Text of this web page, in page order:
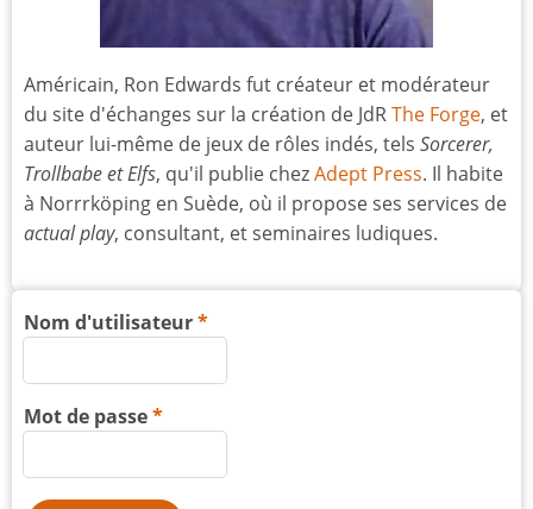
Américain, Ron Edwards fut créateur et modérateur
du site d'échanges sur la création de JdRThe Forge, et
auteur lui-même de jeux de rôles indés, tels Sorcerer,
Trollbabe et Elfs, qu'il publie chezAdept Press. Il habite
à Norrrköping en Suède, où il propose ses services de
actual play, consultant, et seminaires ludiques.
Nom d'utilisateur
Mot de passe